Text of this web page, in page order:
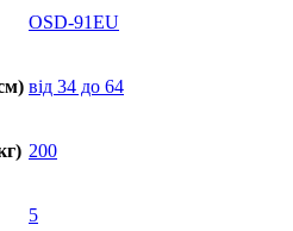
OSD-91EU
від 34 до 64
200
5